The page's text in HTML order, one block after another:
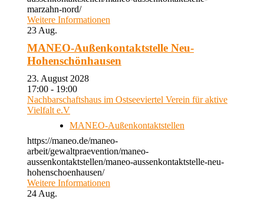
marzahn-nord/
Weitere Informationen
23 Aug.
MANEO-Außenkontaktstelle Neu-
Hohenschönhausen
23. August 2028
17:00 - 19:00
Nachbarschaftshaus im Ostseeviertel Verein für aktive
Vielfalt e.V
MANEO-Außenkontaktstellen
https://maneo.de/maneo-
arbeit/gewaltpraevention/maneo-
aussenkontaktstellen/maneo-aussenkontaktstelle-neu-
hohenschoenhausen/
Weitere Informationen
24 Aug.